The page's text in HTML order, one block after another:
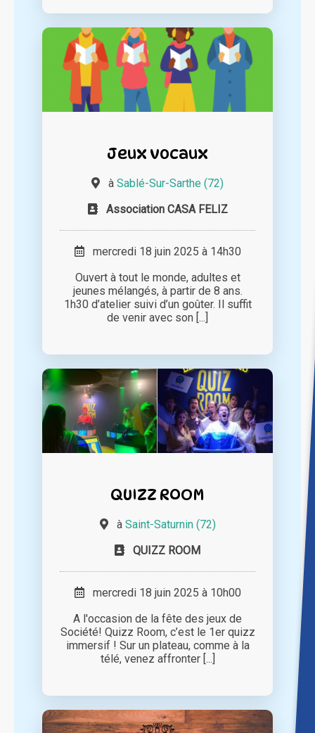
Jeux vocaux
à Sablé-Sur-Sarthe (72)
Association CASA FELIZ
mercredi 18 juin 2025 à 14h30
Ouvert à tout le monde, adultes et
jeunes mélangés, à partir de 8 ans.
1h30 d’atelier suivi d’un goûter. Il suffit
de venir avec son [...]
QUIZZ ROOM
à Saint-Saturnin (72)
QUIZZ ROOM
mercredi 18 juin 2025 à 10h00
A l'occasion de la fête des jeux de
Société! Quizz Room, c’est le 1er quizz
immersif ! Sur un plateau, comme à la
télé, venez affronter [...]